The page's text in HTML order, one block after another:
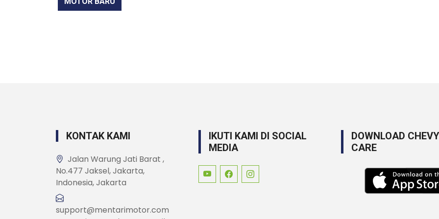
KONTAK KAMI
Jalan Warung Jati Barat ,
No.477 Jaksel, Jakarta,
Indonesia, Jakarta
support@mentarimotor.com
IKUTI KAMI DI SOCIAL
MEDIA
DOWNLOAD CHEVY
CARE